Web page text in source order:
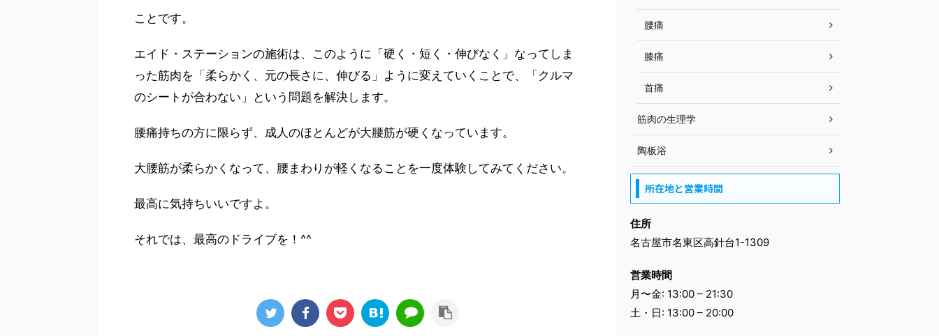
ことです。
エイド・ステーションの施術は、このように「硬く・短く・伸びなく」なってしま
った筋肉を「柔らかく、元の長さに、伸びる」ように変えていくことで、「クルマ
のシートが合わない」という問題を解決します。
腰痛持ちの方に限らず、成人のほとんどが大腰筋が硬くなっています。
大腰筋が柔らかくなって、腰まわりが軽くなることを一度体験してみてください。
最高に気持ちいいですよ。
それでは、最高のドライブを！^^
腰痛
膝痛
首痛
筋肉の生理学
陶板浴
所在地と営業時間
住所
名古屋市名東区高針台1-1309
営業時間
月〜金: 13:00 – 21:30
土・日: 13:00 – 20:00